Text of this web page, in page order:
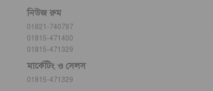
নিউজ রুম
01821-740797
01815-471400
01815-471329
মার্কেটিং ও সেলস
01815-471329